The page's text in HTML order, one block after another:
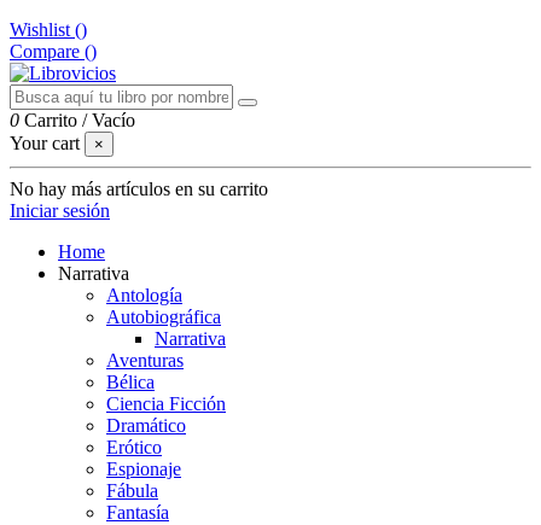
Wishlist ()
Compare ()
0 Carrito /Vacío
Your cart
×
No hay más artículos en su carrito
Iniciar sesión
Home
Narrativa
Antología
Autobiográfica
Narrativa
Aventuras
Bélica
Ciencia Ficción
Dramático
Erótico
Espionaje
Fábula
Fantasía